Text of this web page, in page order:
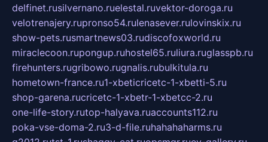
delfinet.rusilvernano.ruelestal.ruvektor-doroga.ru
velotrenajery.rupronso54.rulenasever.rulovinskix.ru
show-pets.rusmartnews03.rudiscofoxworld.ru
miraclecoon.rupongup.ruhostel65.ruliura.ruglasspb.ru
firehunters.rugribowo.rugnalis.rubulkitula.ru
hometown-france.ru1-xbeticricetc-1-xbetti-5.ru
shop-garena.rucricetc-1-xbetr-1-xbetcc-2.ru
one-life-story.rutop-halyava.ruaccounts112.ru
poka-vse-doma-2.ru3-d-file.ruhahahaharms.ru